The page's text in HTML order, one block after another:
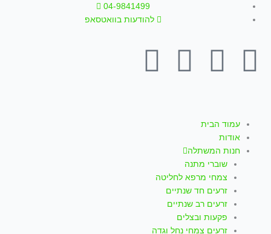
דילוג
לתוכן
04-9841499
להודעות בוואטסאפ
F
c
e
b
o
Y
u
t
u
b
I
t
a
g
W
עמוד הבית
אודות
חנות המשתלה
שוברי מתנה
צמחי מרפא לחליטה
זרעים חד שנתיים
זרעים רב שנתיים
פקעות ובצלים
זרעים צמחי נחל וגדה